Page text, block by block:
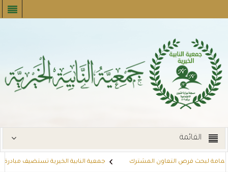
القائمة
لبحث فرص التعاون المشترك جمعية النابية الخيرية تستضيف مبادرة